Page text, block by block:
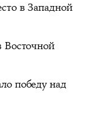
в Западной
Восточной
победу над